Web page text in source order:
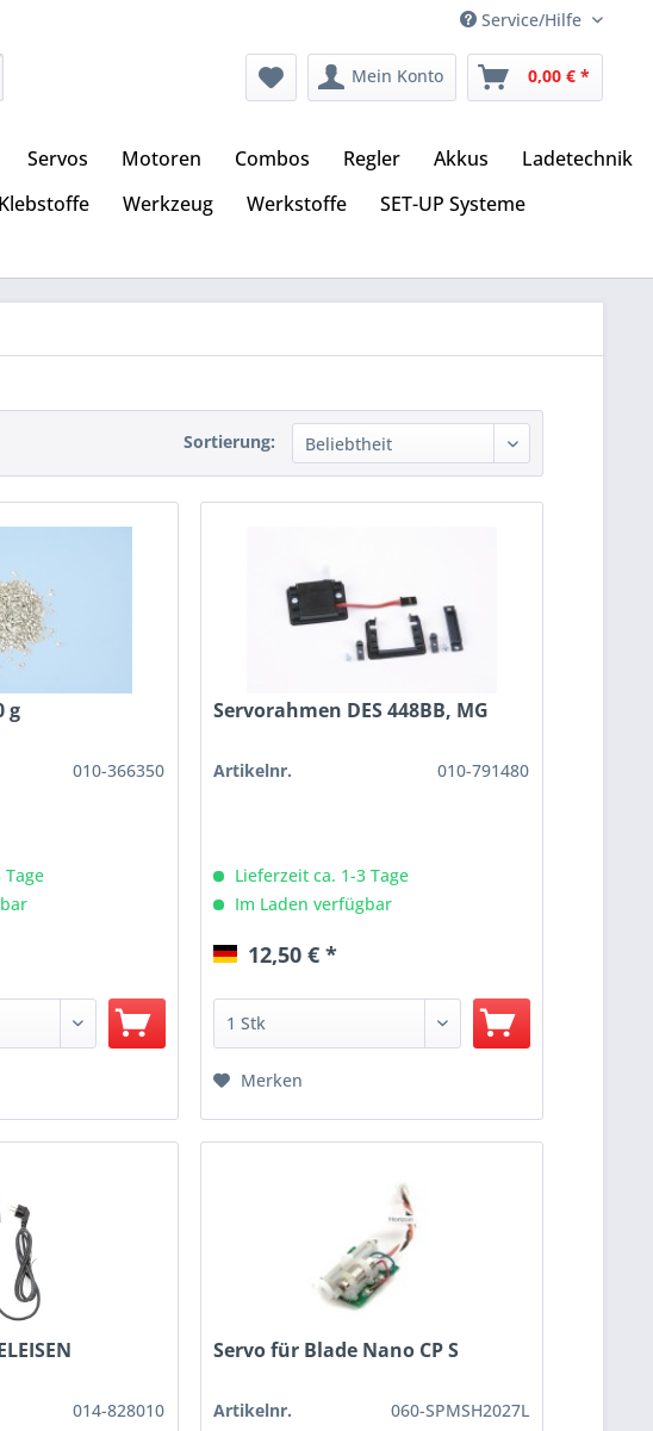
Service/Hilfe
Mein Konto 0,00 € *
Servos Motoren Combos Regler Akkus
Ladetechnik
Klebstoffe Werkzeug Werkstoffe
SET-UP Systeme
Sortierung:
g
010-366350
Tage
Servorahmen DES 448BB, MG
Artikelnr. 010-791480
Lieferzeit ca. 1-3 Tage
Im Laden verfügbar
12,50 € *
Merken
014-828010
Servo für Blade Nano CP S
Artikelnr. 060-SPMSH2027L